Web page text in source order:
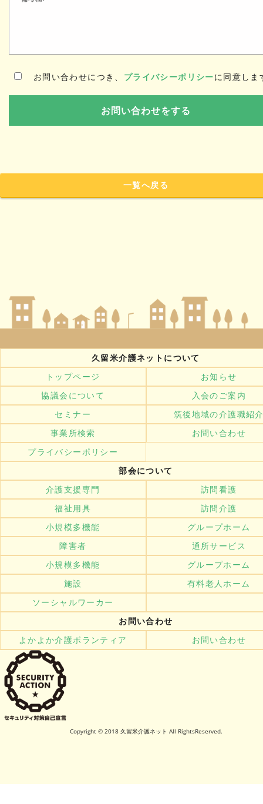
お問い合わせにつき、 プライバシーポリシーに同意しま
一覧へ戻る
久留米介護ネットについて
トップページ
お知らせ
協議会について
入会のご案内
セミナー
筑後地域の介護職紹
事業所検索
お問い合わせ
プライバシーポリシー
部会について
介護支援専門
訪問看護
福祉用具
訪問介護
小規模多機能
グループホーム
障害者
通所サービス
小規模多機能
グループホーム
施設
有料老人ホーム
ソーシャルワーカー
お問い合わせ
よかよか介護ボランティア
お問い合わせ
Copyright © 2018 久留米介護ネット All RightsReserved.